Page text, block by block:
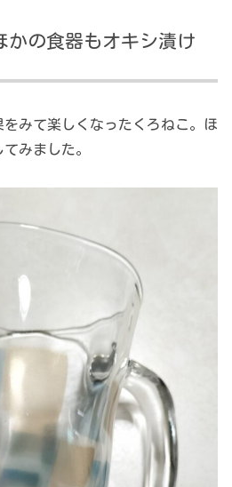
かの食器もオキシ漬け
みて楽しくなったくろねこ。ほ
みました。